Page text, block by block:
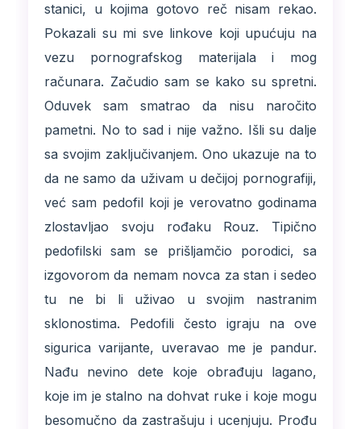
stanici, u kojima gotovo reč nisam rekao.
Pokazali su mi sve linkove koji upućuju na
vezu pornografskog materijala i mog
računara. Začudio sam se kako su spretni.
Oduvek sam smatrao da nisu naročito
pametni. No to sad i nije važno. Išli su dalje
sa svojim zaključivanjem. Ono ukazuje na to
da ne samo da uživam u dečijoj pornografiji,
već sam pedofil koji je verovatno godinama
zlostavljao svoju rođaku Rouz. Tipično
pedofilski sam se prišljamčio porodici, sa
izgovorom da nemam novca za stan i sedeo
tu ne bi li uživao u svojim nastranim
sklonostima. Pedofili često igraju na ove
sigurica varijante, uveravao me je pandur.
Nađu nevino dete koje obrađuju lagano,
koje im je stalno na dohvat ruke i koje mogu
besomučno da zastrašuju i ucenjuju. Prođu